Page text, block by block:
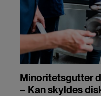
Minoritetsgutter
– Kan skyldes